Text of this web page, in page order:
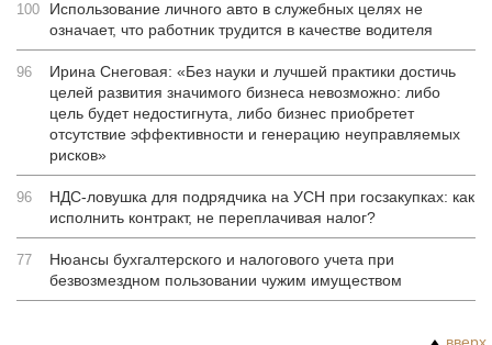
100
Использование личного авто в служебных целях не
означает, что работник трудится в качестве водителя
96
Ирина Снеговая: «Без науки и лучшей практики достичь
целей развития значимого бизнеса невозможно: либо
цель будет недостигнута, либо бизнес приобретет
отсутствие эффективности и генерацию неуправляемых
рисков»
96
НДС-ловушка для подрядчика на УСН при госзакупках: как
исполнить контракт, не переплачивая налог?
77
Нюансы бухгалтерского и налогового учета при
безвозмездном пользовании чужим имуществом